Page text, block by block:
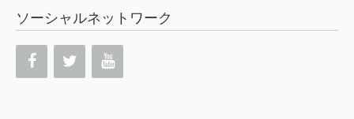
ソーシャルネットワーク